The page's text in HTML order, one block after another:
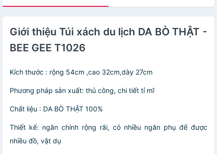
Giới thiệu Túi xách du lịch DA BÒ THẬT -
BEE GEE T1026
Kích thước : rộng 54cm ,cao 32cm,dày 27cm
Phương pháp sản xuất: thủ công, chi tiết tỉ mĩ
Chất liệu : DA BÒ THẬT 100%
Thiết kế: ngăn chính rộng rãi, có nhiều ngăn phụ để được
nhiều đồ, vật dụ